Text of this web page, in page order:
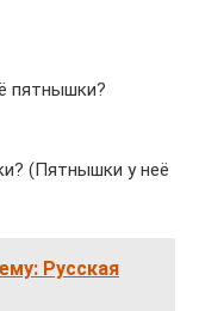
пятнышки?
(Пятнышки у неё
Русская